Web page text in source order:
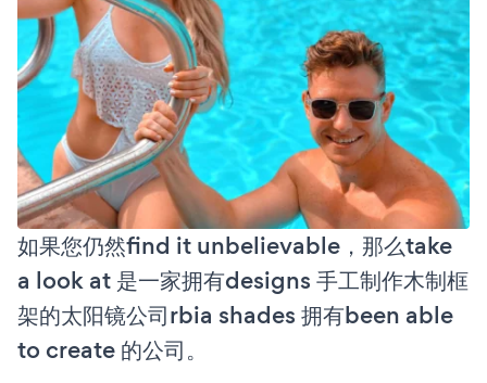
如果您仍然find it unbelievable，那么take
a look at 是一家拥有designs 手工制作木制框
架的太阳镜公司rbia shades 拥有been able
to create 的公司。